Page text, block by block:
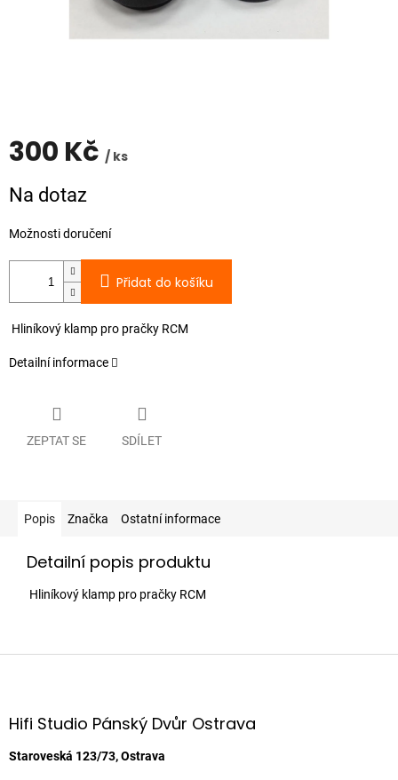
300 Kč / ks
cena:
Na dotaz
Možnosti doručení
Přidat do košíku
Hliníkový klamp pro pračky RCM
Detailní informace
ZEPTAT SE SDÍLET
Popis Značka Ostatní informace
Detailní popis produktu
Hliníkový klamp pro pračky RCM
Z
aHifi Studio Pánský Dvůr Ostrava
Staroveská 123/73, Ostrava